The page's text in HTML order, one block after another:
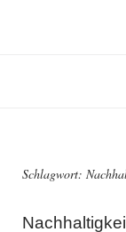
Schlagwort: